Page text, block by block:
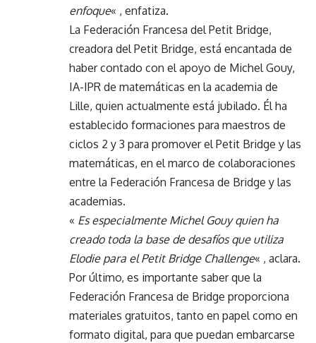
enfoque« , enfatiza.
La Federación Francesa del Petit Bridge,
creadora del Petit Bridge, está encantada de
haber contado con el apoyo de Michel Gouy,
IA-IPR de matemáticas en la academia de
Lille, quien actualmente está jubilado. Él ha
establecido formaciones para maestros de
ciclos 2 y 3 para promover el Petit Bridge y las
matemáticas, en el marco de colaboraciones
entre la Federación Francesa de Bridge y las
academias.
« Es especialmente Michel Gouy quien ha
creado toda la base de desafíos que utiliza
Elodie para el Petit Bridge Challenge« , aclara.
Por último, es importante saber que la
Federación Francesa de Bridge proporciona
materiales gratuitos, tanto en papel como en
formato digital, para que puedan embarcarse